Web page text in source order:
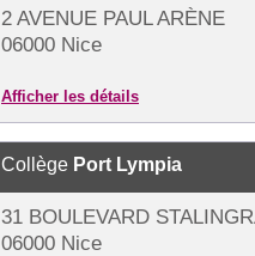
2 AVENUE PAUL ARÈNE
06000 Nice
Afficher les détails
Collège Port Lympia
31 BOULEVARD
06000 Nice